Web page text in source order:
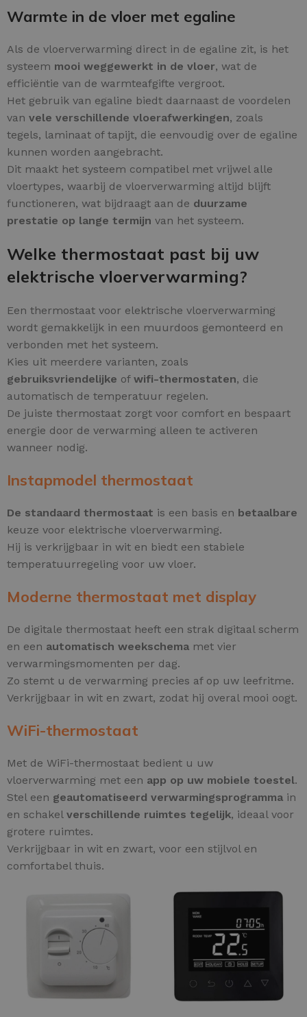
Warmte in de vloer met egaline
Als de vloerverwarming direct in de egaline zit, is het
systeem mooi weggewerkt in de vloer, wat de
efficiëntie van de warmteafgifte vergroot.
Het gebruik van egaline biedt daarnaast de voordelen
van vele verschillende vloerafwerkingen, zoals
tegels, laminaat of tapijt, die eenvoudig over de egaline
kunnen worden aangebracht.
Dit maakt het systeem compatibel met vrijwel alle
vloertypes, waarbij de vloerverwarming altijd blijft
functioneren, wat bijdraagt aan de duurzame
prestatie op lange termijn van het systeem.
Welke thermostaat past bij uw
elektrische vloerverwarming?
Een thermostaat voor elektrische vloerverwarming
wordt gemakkelijk in een muurdoos gemonteerd en
verbonden met het systeem.
Kies uit meerdere varianten, zoals
gebruiksvriendelijke of wifi-thermostaten, die
automatisch de temperatuur regelen.
De juiste thermostaat zorgt voor comfort en bespaart
energie door de verwarming alleen te activeren
wanneer nodig.
Instapmodel thermostaat
De standaard thermostaat is een basis en betaalbare
keuze voor elektrische vloerverwarming.
Hij is verkrijgbaar in wit en biedt een stabiele
temperatuurregeling voor uw vloer.
Moderne thermostaat met display
De digitale thermostaat heeft een strak digitaal scherm
en een automatisch weekschema met vier
verwarmingsmomenten per dag.
Zo stemt u de verwarming precies af op uw leefritme.
Verkrijgbaar in wit en zwart, zodat hij overal mooi oogt.
WiFi-thermostaat
Met de WiFi-thermostaat bedient u uw
vloerverwarming met een app op uw mobiele toestel.
Stel een geautomatiseerd verwarmingsprogramma in
en schakel verschillende ruimtes tegelijk, ideaal voor
grotere ruimtes.
Verkrijgbaar in wit en zwart, voor een stijlvol en
comfortabel thuis.